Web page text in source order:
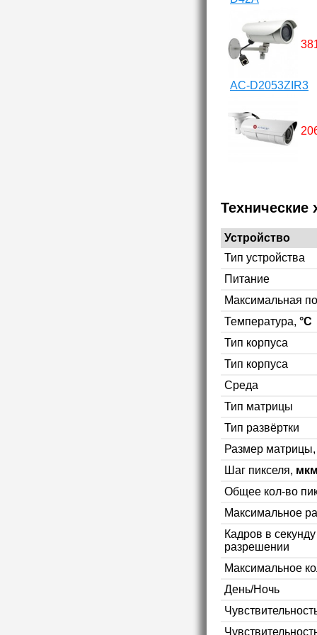
AC-D2053ZIR3
Технические
Устройство
Тип устройства
Питание
Максимальная
Температура, °C
Тип корпуса
Тип корпуса
Среда
Тип матрицы
Тип развёртки
Размер
Шаг пикселя,
Общее кол-во
Максимальное
Кадров в
разрешении
Максимальное
День/Ночь